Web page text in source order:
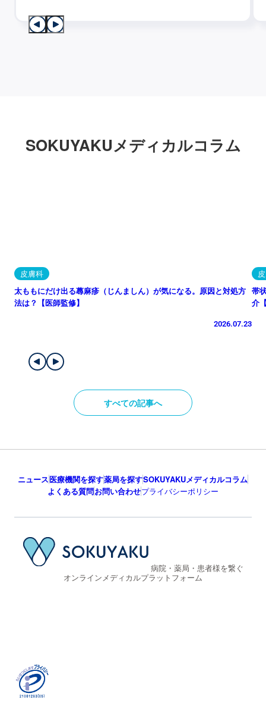
SOKUYAKUメディカルコラム
皮膚科
太ももにだけ出る蕁麻疹（じんましん）が気になる。原因と対処方
法は？【医師監修】
2026.07.23
帯
介
すべての記事へ
ニュース医療機関を探す薬局を探すSOKUYAKUメディカルコラム
よくある質問お問い合わせプライバシーポリシー
病院・薬局・患者様を繋ぐ
オンラインメディカルプラットフォーム